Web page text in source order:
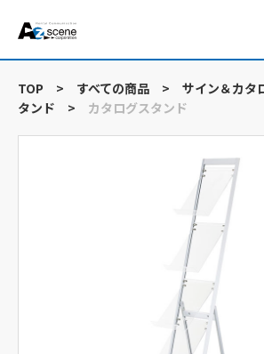
TOP > すべての商品 > サイン＆カタ
タンド
> カタログスタンド